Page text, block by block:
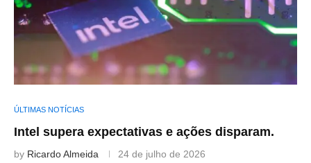
ÚLTIMAS NOTÍCIAS
Intel supera expectativas e ações disparam.
by Ricardo Almeida 24 de julho de 2026